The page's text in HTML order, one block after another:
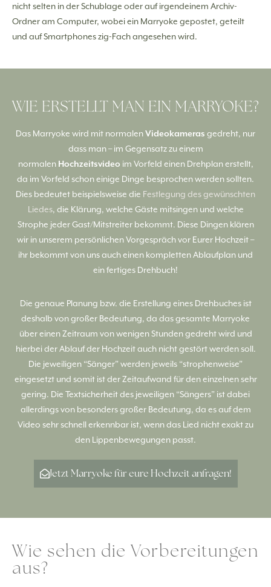
nicht selten in der Schublage oder auf irgendeinem Archiv-
Ordner am Computer, wobei ein Marryoke gepostet, geteilt
und auf Smartphones zig-Fach angesehen wird.
WIE ERSTELLT MAN EIN MARRYOKE?
Das Marryoke wird mit normalenVideokameras gedreht, nur
dass man – im Gegensatz zu einem
normalen Hochzeitsvideo im Vorfeld einen Drehplan erstellt,
da im Vorfeld schon einige Dinge besprochen werden sollten.
Dies bedeutet beispielsweise die Festlegung des gewünschten
Liedes, die Klärung, welche Gäste mitsingen und welche
Strophe jeder Gast/Mitstreiter bekommt. Diese Dingen klären
wir in unserem persönlichen Vorgespräch vor Eurer Hochzeit –
ihr bekommt von uns auch einen kompletten Ablaufplan und
ein fertiges Drehbuch!
Die genaue Planung bzw. die Erstellung eines Drehbuches ist
deshalb von großer Bedeutung, da das gesamte Marryoke
über einen Zeitraum von wenigen Stunden gedreht wird und
hierbei der Ablauf der Hochzeit auch nicht gestört werden soll.
Die jeweiligen “Sänger” werden jeweils “strophenweise”
eingesetzt und somit ist der Zeitaufwand für den einzelnen sehr
gering. Die Textsicherheit des jeweiligen “Sängers” ist dabei
allerdings von besonders großer Bedeutung, da es auf dem
Video sehr schnell erkennbar ist, wenn das Lied nicht exakt zu
den Lippenbewegungen passt.
Jetzt Marryoke für eure Hochzeit anfragen!
Wie sehen die Vorbereitungen
aus?